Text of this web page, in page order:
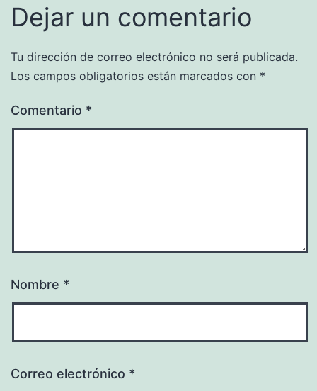
Dejar un comentario
Tu dirección de correo electrónico no será publicada.
Los campos obligatorios están marcados con *
Comentario *
Nombre *
Correo electrónico *